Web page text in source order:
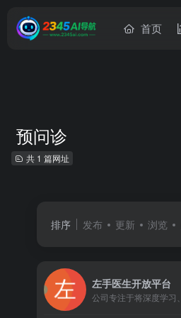
首页
预问诊
共 1 篇网址
排序 发布 更新 浏览
左手医生开放平台